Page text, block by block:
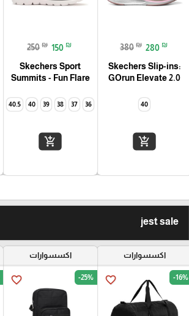
380 ₪ 280 ₪
Skechers Slip-ins:
GOrun Elevate 2.0
40
add_shopping_cart
250 ₪ 150 ₪
Skechers Sport
Summits - Fun Flare‏
36
37
38
39
40
40.5
add_shopping_cart
jest sale
اكسسوارات
favorite_border -16%
اكسسوارات
favorite_border -25%